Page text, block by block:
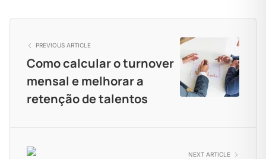
PREVIOUS ARTICLE
Como calcular o turnover
mensal e melhorar a
retenção de talentos
NEXT ARTICLE